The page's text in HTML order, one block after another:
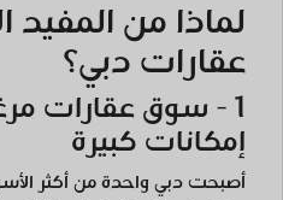
لماذا من المفيد
عقارات دبي؟
1 - سوق عقارات
إمكانات كبيرة
أصبحت دبي واحدة من أكثر